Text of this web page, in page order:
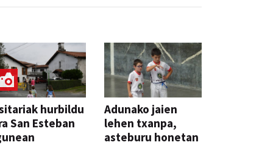
hurbildu
San Esteban
Adunako jaien
lehen txanpa,
asteburu honetan